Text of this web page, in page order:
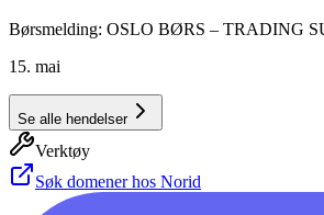
Børsmelding: OSLO BØRS – TRADING
15. mai
Se alle hendelser
Verktøy
Søk domener hos Norid